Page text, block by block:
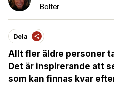
Bolter
Dela
Allt fler äldre personer
Det är inspirerande att
som kan finnas kvar